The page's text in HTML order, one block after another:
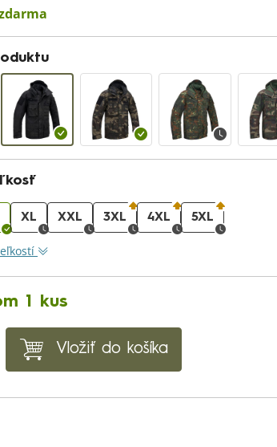
XL XXL 3XL 4XL 5XL
1 kus
Vložiť do košíka